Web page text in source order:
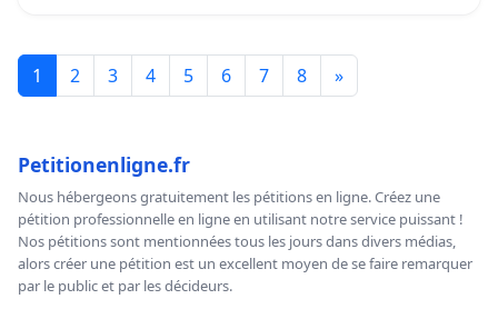
1 2 3 4 5 6 7 8 »
Petitionenligne.fr
Nous hébergeons gratuitement les pétitions en ligne. Créez une
pétition professionnelle en ligne en utilisant notre service puissant !
Nos pétitions sont mentionnées tous les jours dans divers médias,
alors créer une pétition est un excellent moyen de se faire remarquer
par le public et par les décideurs.